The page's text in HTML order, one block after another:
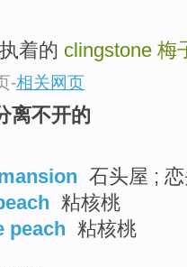
着的 clingstone 梅
-相关网页
离不开的
石头屋 ;
粘核桃
peach 粘核桃